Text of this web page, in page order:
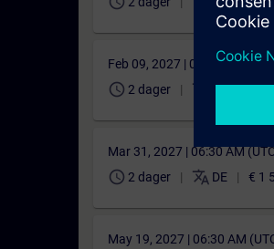
Feb 09, 2027 | 07:30 AM
schedule 2 dager translate DE € 1
Mar 31, 2027 | 06:30 AM
schedule 2 dager translate DE € 1
May 19, 2027 | 06:30 AM